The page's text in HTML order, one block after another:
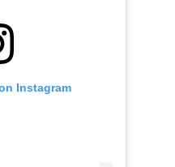
Instagram